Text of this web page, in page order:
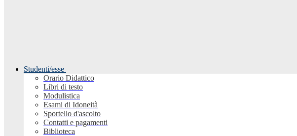
Studenti/esse
Orario Didattico
Libri di testo
Modulistica
Esami di Idoneità
Sportello d'ascolto
Contatti e pagamenti
Biblioteca